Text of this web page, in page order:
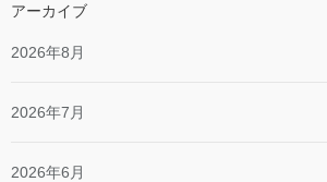
アーカイブ
2026年8月
2026年7月
2026年6月